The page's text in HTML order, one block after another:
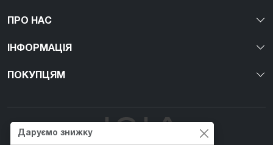
ПРО НАС
ІНФОРМАЦІЯ
ПОКУПЦЯМ
Даруємо знижку